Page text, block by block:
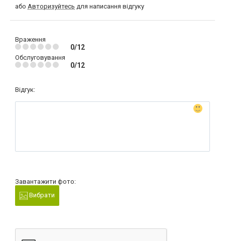
або Авторизуйтесь для написання відгуку
Враження
0/12
Обслуговування
0/12
Відгук:
Завантажити фото:
Вибрати